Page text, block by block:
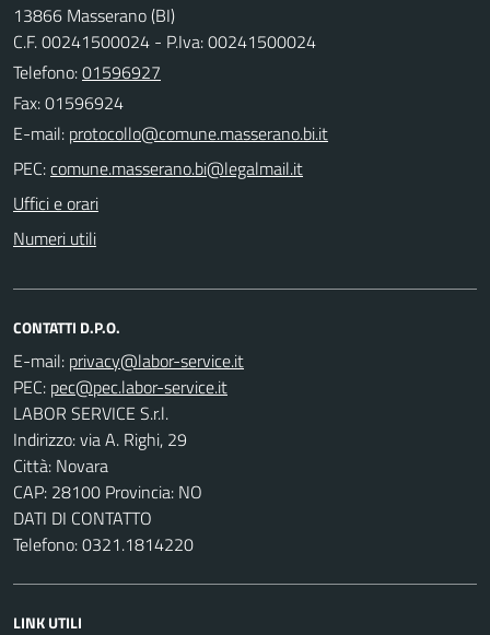
13866 Masserano (BI)
C.F. 00241500024 - P.Iva: 00241500024
Telefono:01596927
Fax: 01596924
E-mail:
PEC:
Uffici e orari
Numeri utili
CONTATTI D.P.O.
E-mail:
PEC:
LABOR SERVICE S.r.l.
Indirizzo: via A. Righi, 29
Città: Novara
CAP: 28100 Provincia: NO
DATI DI CONTATTO
Telefono: 0321.1814220
LINK UTILI